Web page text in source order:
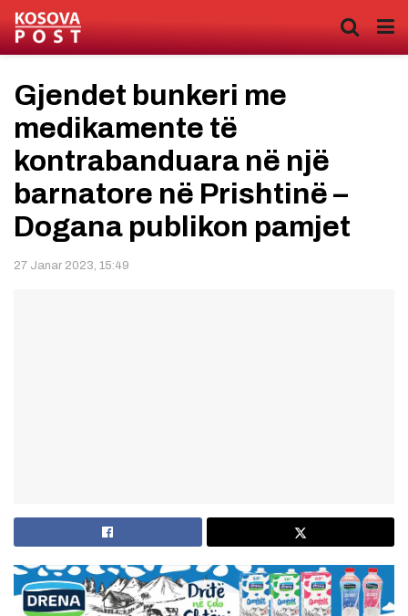
Gjendet bunkeri me
medikamente të
kontrabanduara në një
barnatore në Prishtinë –
Dogana publikon pamjet
27 Janar 2023, 15:49